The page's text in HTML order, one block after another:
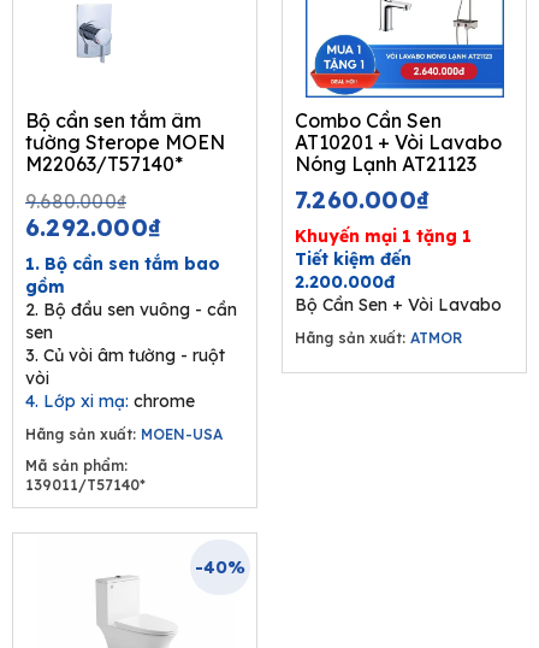
Bộ cần sen tắm âm
tường Sterope MOEN
M22063/T57140*
9.680.000₫Original
price
was:
9.680.000₫.
6.292.000₫price
is:
6.292.000₫.
1. Bộ cần sen tắm bao
gồm
2. Bộ đầu sen vuông - cần
sen
3. Củ vòi âm tường - ruột
vòi
4. Lớp xi mạ: chrome
Hãng sản xuất: MOEN-USA
Mã sản phẩm:
139011/T57140*
Combo Cần Sen
AT10201 + Vòi Lavabo
Nóng Lạnh AT21123
7.260.000₫
Khuyến mại 1 tặng 1
Tiết kiệm đến
2.200.000đ
Bộ Cần Sen + Vòi Lavabo
Hãng sản xuất: ATMOR
-40%